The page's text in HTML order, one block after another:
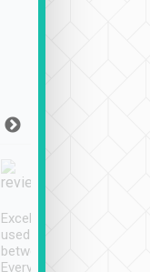
Excellent service. We have
used Tripool to travel
between cities in Taiwan.
Every driver has been